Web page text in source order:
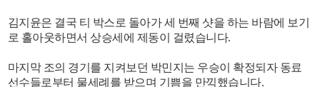
김지윤은 결국 티 박스로 돌아가 세 번째 샷을 하는 바람에 보기
로 홀아웃하면서 상승세에 제동이 걸렸습니다.
마지막 조의 경기를 지켜보던 박민지는 우승이 확정되자 동료
선수들로부터 물세례를 받으며 기쁨을 만끽했습니다.